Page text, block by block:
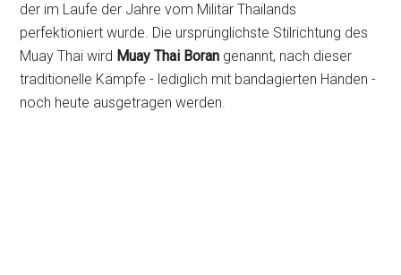
der im Laufe der Jahre vom Militär Thailands
perfektioniert wurde. Die ursprünglichste Stilrichtung des
Muay Thai wird Muay Thai Boran genannt, nach dieser
traditionelle Kämpfe - lediglich mit bandagierten Händen -
noch heute ausgetragen werden.